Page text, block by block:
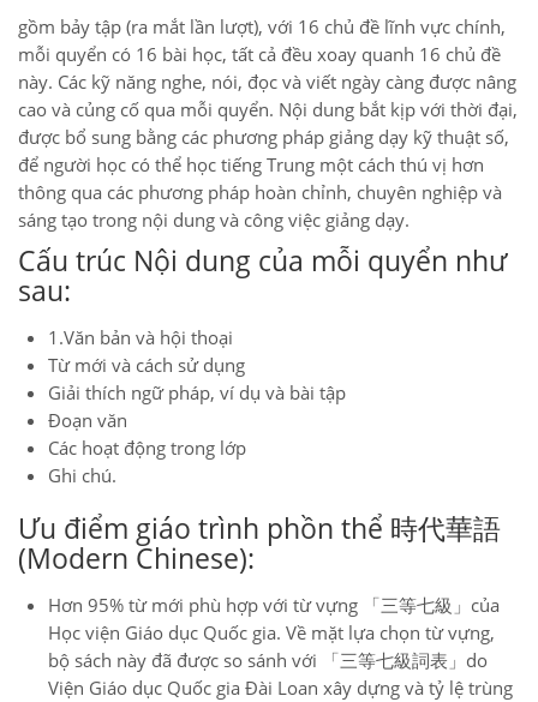
gồm bảy tập (ra mắt lần lượt), với 16 chủ đề lĩnh vực chính,
mỗi quyển có 16 bài học, tất cả đều xoay quanh 16 chủ đề
này. Các kỹ năng nghe, nói, đọc và viết ngày càng được nâng
cao và củng cố qua mỗi quyển. Nội dung bắt kịp với thời đại,
được bổ sung bằng các phương pháp giảng dạy kỹ thuật số,
để người học có thể học tiếng Trung một cách thú vị hơn
thông qua các phương pháp hoàn chỉnh, chuyên nghiệp và
sáng tạo trong nội dung và công việc giảng dạy.
Cấu trúc Nội dung của mỗi quyển như
sau:
1.Văn bản và hội thoại
Từ mới và cách sử dụng
Giải thích ngữ pháp, ví dụ và bài tập
Đoạn văn
Các hoạt động trong lớp
Ghi chú.
Ưu điểm giáo trình phồn thể 時代華語
(Modern Chinese):
Hơn 95% từ mới phù hợp với từ vựng 「三等七級」của
Học viện Giáo dục Quốc gia. Về mặt lựa chọn từ vựng,
bộ sách này đã được so sánh với 「三等七級詞表」do
Viện Giáo dục Quốc gia Đài Loan xây dựng và tỷ lệ trùng